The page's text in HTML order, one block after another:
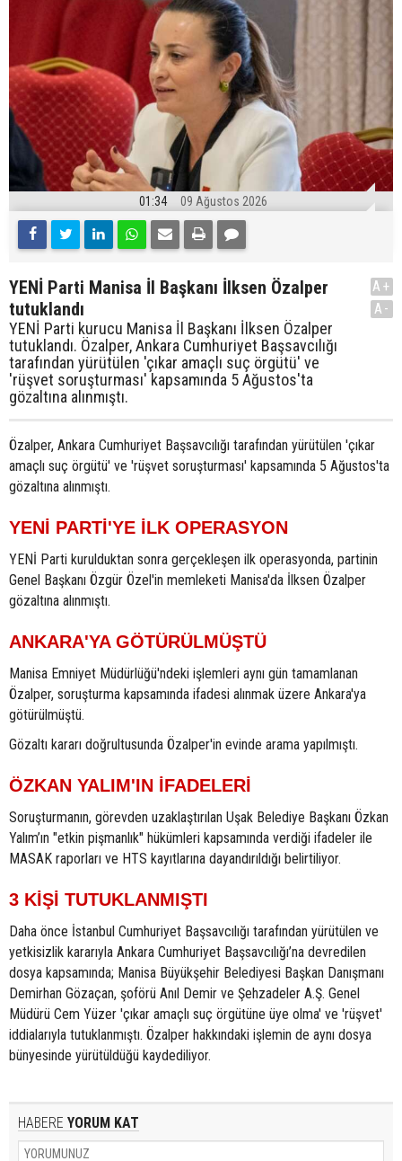
01:34 09 Ağustos 2026
YENİ Parti Manisa İl Başkanı İlksen Özalper
tutuklandı
YENİ Parti kurucu Manisa İl Başkanı İlksen Özalper
tutuklandı. Özalper, Ankara Cumhuriyet Başsavcılığı
tarafından yürütülen 'çıkar amaçlı suç örgütü' ve
'rüşvet soruşturması' kapsamında 5 Ağustos'ta
gözaltına alınmıştı.
A+
A-
Özalper, Ankara Cumhuriyet Başsavcılığı tarafından yürütülen 'çıkar
amaçlı suç örgütü' ve 'rüşvet soruşturması' kapsamında 5 Ağustos'ta
gözaltına alınmıştı.
YENİ PARTİ'YE İLK OPERASYON
YENİ Parti kurulduktan sonra gerçekleşen ilk operasyonda, partinin
Genel Başkanı Özgür Özel'in memleketi Manisa'da İlksen Özalper
gözaltına alınmıştı.
ANKARA'YA GÖTÜRÜLMÜŞTÜ
Manisa Emniyet Müdürlüğü'ndeki işlemleri aynı gün tamamlanan
Özalper, soruşturma kapsamında ifadesi alınmak üzere Ankara'ya
götürülmüştü.
Gözaltı kararı doğrultusunda Özalper'in evinde arama yapılmıştı.
ÖZKAN YALIM'IN İFADELERİ
Soruşturmanın, görevden uzaklaştırılan Uşak Belediye Başkanı Özkan
Yalım’ın "etkin pişmanlık" hükümleri kapsamında verdiği ifadeler ile
MASAK raporları ve HTS kayıtlarına dayandırıldığı belirtiliyor.
3 KİŞİ TUTUKLANMIŞTI
Daha önce İstanbul Cumhuriyet Başsavcılığı tarafından yürütülen ve
yetkisizlik kararıyla Ankara Cumhuriyet Başsavcılığı’na devredilen
dosya kapsamında; Manisa Büyükşehir Belediyesi Başkan Danışmanı
Demirhan Gözaçan, şoförü Anıl Demir ve Şehzadeler A.Ş. Genel
Müdürü Cem Yüzer 'çıkar amaçlı suç örgütüne üye olma' ve 'rüşvet'
iddialarıyla tutuklanmıştı. Özalper hakkındaki işlemin de aynı dosya
bünyesinde yürütüldüğü kaydediliyor.
HABERE YORUM KAT